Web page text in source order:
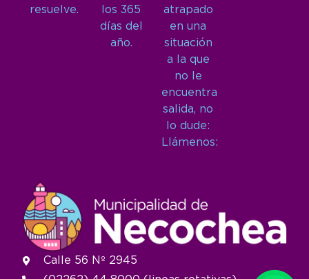
resuelve.
los 365
días del
año.
atrapado
en una
situación
a la que
no le
encuentra
salida, no
lo dude:
Llámenos:
Calle 56 Nº 2945